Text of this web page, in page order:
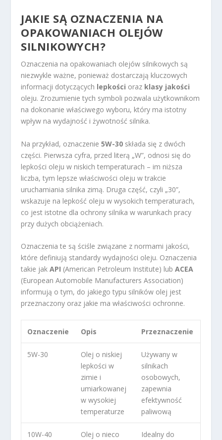
JAKIE SĄ OZNACZENIA NA
OPAKOWANIACH OLEJÓW
SILNIKOWYCH?
Oznaczenia na opakowaniach olejów silnikowych są
niezwykle ważne, ponieważ dostarczają kluczowych
informacji dotyczących lepkości oraz klasy jakości
oleju. Zrozumienie tych symboli pozwala użytkownikom
na dokonanie właściwego wyboru, który ma istotny
wpływ na wydajność i żywotność silnika.
Na przykład, oznaczenie5W-30 składa się z dwóch
części. Pierwsza cyfra, przed literą „W”, odnosi się do
lepkości oleju w niskich temperaturach – im niższa
liczba, tym lepsze właściwości oleju w trakcie
uruchamiania silnika zimą. Druga część, czyli „30”,
wskazuje na lepkość oleju w wysokich temperaturach,
co jest istotne dla ochrony silnika w warunkach pracy
przy dużych obciążeniach.
Oznaczenia te są ściśle związane z normami jakości,
które definiują standardy wydajności oleju. Oznaczenia
takie jakAPI (American Petroleum Institute) lubACEA
(European Automobile Manufacturers Association)
informują o tym, do jakiego typu silników olej jest
przeznaczony oraz jakie ma właściwości ochronne.
Oznaczenie Opis Przeznaczenie
5W-30
Olej o niskiej
lepkości w
zimie i
umiarkowanej
w wysokiej
temperaturze
Używany w
silnikach
osobowych,
zapewnia
efektywność
paliwową
10W-40
Olej o nieco
Idealny do